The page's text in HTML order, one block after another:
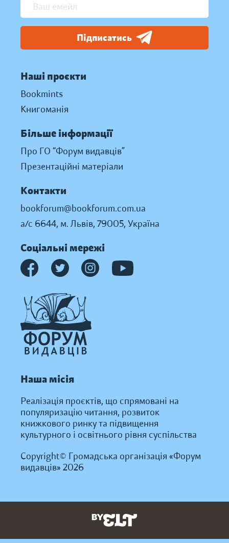
Підписатись
Наші проєкти
Bookmints
Книгоманія
Більше інформації
Про ГО “Форум видавців”
Презентаційні матеріали
Контакти
bookforum@bookforum.com.ua
а/с 6644, м. Львів, 79005, Україна
Соціальні мережі
Наша місія
Реалізація проєктів, що спрямовані на
популяризацію читання, розвиток
книжкового ринку та підвищення
культурного і освітнього рівня суспільства
Copyright© Громадська організація «Форум
видавців» 2026